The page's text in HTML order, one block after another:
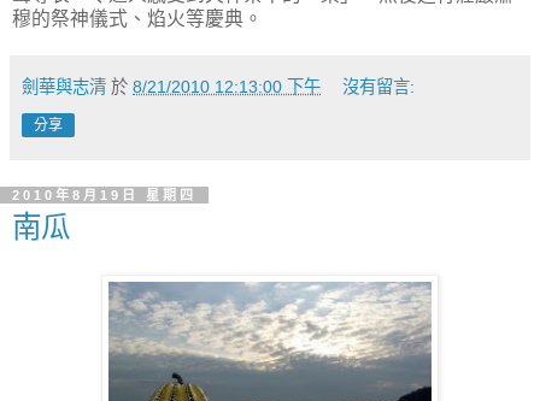
穆的祭神儀式、焰火等慶典。
劍華與志清 於 8/21/2010 12:13:00 下午 沒有留言:
分享
2010年8月19日 星期四
南瓜